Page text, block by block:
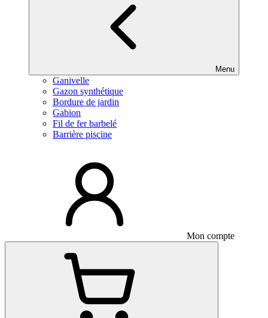
Menu
Ganivelle
Gazon synthétique
Bordure de jardin
Gabion
Fil de fer barbelé
Barrière piscine
Mon compte